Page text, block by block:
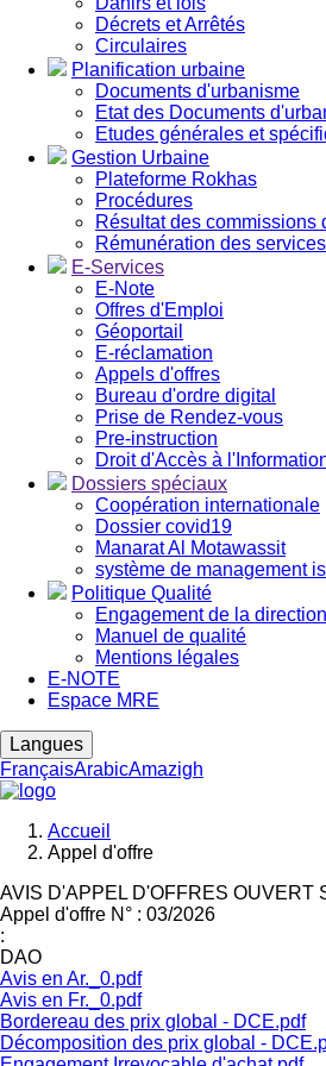
Décrets et Arrêtés
Circulaires
Planification urbaine
Documents d'urbanisme
Etat des Documents
Etudes générales et
Gestion Urbaine
Plateforme Rokhas
Procédures
Résultat des commissions
Rémunération des
E-Services
E-Note
Offres d'Emploi
Géoportail
E-réclamation
Appels d'offres
Bureau d'ordre digital
Prise de Rendez-vous
Pre-instruction
Droit d'Accès à
Dossiers spéciaux
Coopération internationale
Dossier covid19
Manarat Al Motawassit
système de management
Politique Qualité
Engagement de la direction
Manuel de qualité
Mentions légales
E-NOTE
Espace MRE
Langues
FrançaisArabicAmazigh
Fil
d'Ariane
Accueil
Appel d'offre
AVIS D'APPEL D'OFFRES OUVERT
Appel d'offre N° : 03/2026
:
DAO
Avis en Ar._0.pdf
Avis en Fr._0.pdf
Bordereau des prix global - DCE.pdf
Décomposition des prix global -